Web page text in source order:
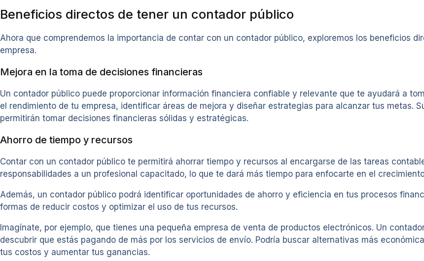
Beneficios directos de tener un contador público
Ahora que comprendemos la importancia de contar con un contador público, exploremos los beneficios
empresa.
Mejora en la toma de decisiones financieras
Un contador público puede proporcionar información financiera confiable y relevante que te ayudará a
el rendimiento de tu empresa, identificar áreas de mejora y diseñar estrategias para alcanzar tus metas.
permitirán tomar decisiones financieras sólidas y estratégicas.
Ahorro de tiempo y recursos
Contar con un contador público te permitirá ahorrar tiempo y recursos al encargarse de las tareas
responsabilidades a un profesional capacitado, lo que te dará más tiempo para enfocarte en el
Además, un contador público podrá identificar oportunidades de ahorro y eficiencia en tus procesos
formas de reducir costos y optimizar el uso de tus recursos.
Imagínate, por ejemplo, que tienes una pequeña empresa de venta de productos electrónicos. Un
descubrir que estás pagando de más por los servicios de envío. Podría buscar alternativas más
tus costos y aumentar tus ganancias.